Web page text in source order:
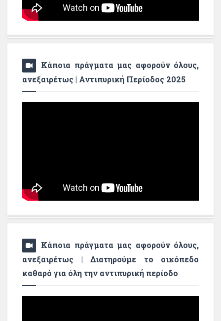
Κάποια πράγματα μας αφορούν όλους,
ανεξαιρέτως | Αντιπυρική Περίοδος 2025
Κάποια πράγματα μας αφορούν όλους,
ανεξαιρέτως | Διατηρούμε το οικόπεδο
καθαρό για όλη την αντιπυρική περίοδο